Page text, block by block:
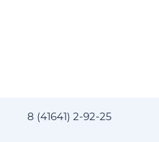
8 (41641) 2-92-25